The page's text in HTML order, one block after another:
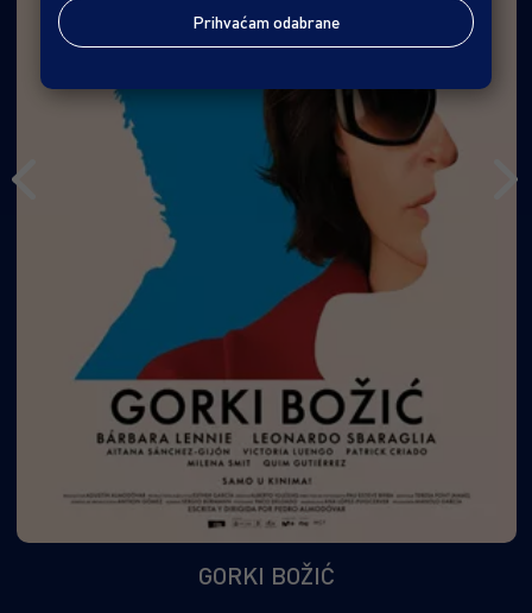
GORKI BOŽIĆ
Prihvaćam odabrane